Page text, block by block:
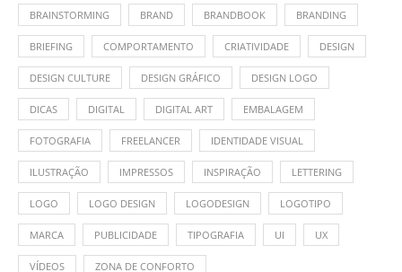
BRAINSTORMING BRAND BRANDBOOK BRANDING
BRIEFING COMPORTAMENTO CRIATIVIDADE DESIGN
DESIGN CULTURE DESIGN GRÁFICO DESIGN LOGO
DICAS DIGITAL DIGITAL ART EMBALAGEM
FOTOGRAFIA FREELANCER IDENTIDADE VISUAL
ILUSTRAÇÃO IMPRESSOS INSPIRAÇÃO LETTERING
LOGO LOGO DESIGN LOGODESIGN LOGOTIPO
MARCA PUBLICIDADE TIPOGRAFIA UI UX
VÍDEOS ZONA DE CONFORTO